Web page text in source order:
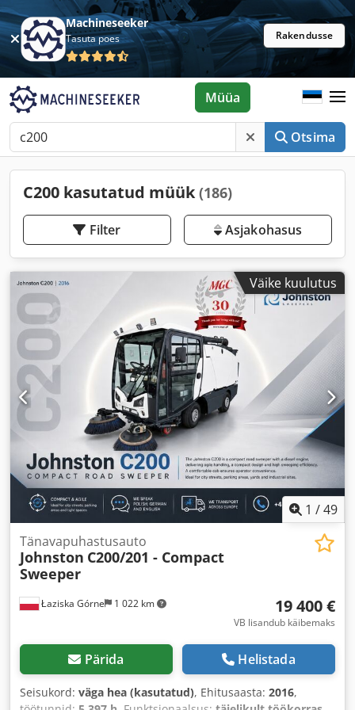
Machineseeker
Tasuta poes Rakendusse
Otsima
Müüa
C200 kasutatud müük (186)
Filter Asjakohasus
Väike kuulutus
1 /49
Łaziska Górne 1 022 km
Tänavapuhastusauto
Johnston C200/201 - Compact
Sweeper
19 400 €
VB lisandub käibemaks
Pärida Helistada
Seisukord: väga hea (kasutatud), Ehitusaasta: 2016,